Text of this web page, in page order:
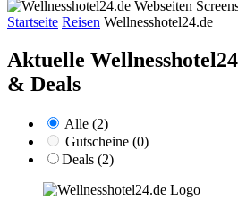
Startseite Reisen Wellnesshotel24.de
Aktuelle
& Deals
Alle (2)
Gutscheine (0)
Deals (2)